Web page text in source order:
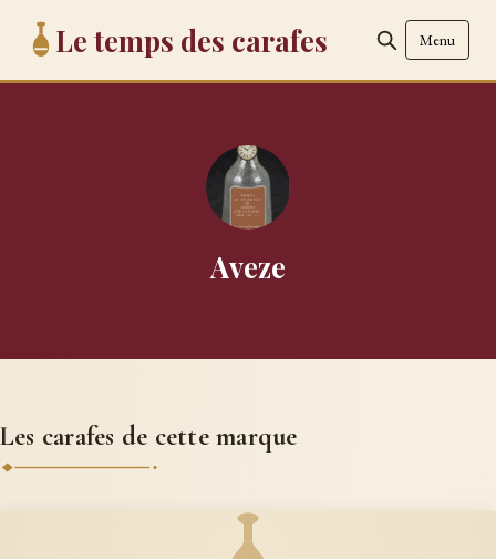
Le temps des carafes Menu
Aveze
Les carafes de cette marque